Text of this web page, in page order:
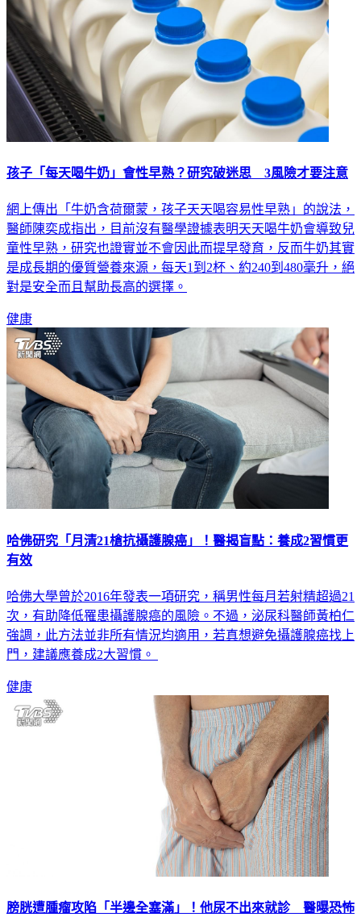
孩子「每天喝牛奶」會性早熟？研究破迷思 3風險才要注意
網上傳出「牛奶含荷爾蒙，孩子天天喝容易性早熟」的說法，
醫師陳奕成指出，目前沒有醫學證據表明天天喝牛奶會導致兒
童性早熟，研究也證實並不會因此而提早發育，反而牛奶其實
是成長期的優質營養來源，每天1到2杯、約240到480毫升，絕
對是安全而且幫助長高的選擇。
健康
哈佛研究「月清21槍抗攝護腺癌」！醫揭盲點：養成2習慣更
有效
哈佛大學曾於2016年發表一項研究，稱男性每月若射精超過21
次，有助降低罹患攝護腺癌的風險。不過，泌尿科醫師黃柏仁
強調，此方法並非所有情況均適用，若真想避免攝護腺癌找上
門，建議應養成2大習慣。
健康
膀胱遭腫瘤攻陷「半邊全塞滿」！他尿不出來就診 醫曝恐怖